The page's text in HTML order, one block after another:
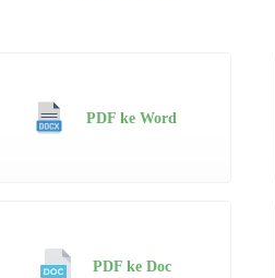
PDF ke Word
PDF ke Doc